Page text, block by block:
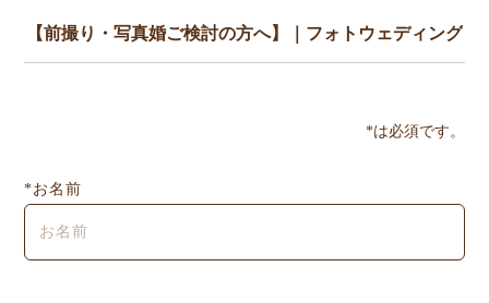
*は必須です。
*お名前